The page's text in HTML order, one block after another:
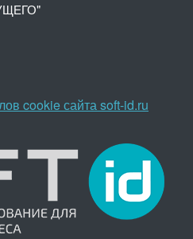
cookie сайта soft-id.ru